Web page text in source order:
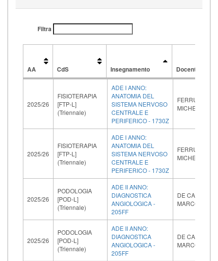
Filtra
AA CdS Insegnamento
Docente
2025/26
FISIOTERAPIA
[FTP-L]
(Triennale)
ADE I ANNO:
ANATOMIA DEL
SISTEMA NERVOSO
CENTRALE E
PERIFERICO - 1730Z
FERRUCCI
MICHELA
2025/26
FISIOTERAPIA
[FTP-L]
(Triennale)
ADE I ANNO:
ANATOMIA DEL
SISTEMA NERVOSO
CENTRALE E
PERIFERICO - 1730Z
FERRUCCI
MICHELA
2025/26
PODOLOGIA
[POD-L]
(Triennale)
ADE II ANNO:
DIAGNOSTICA
ANGIOLOGICA -
205FF
DE CARLO
MARCO
2025/26
PODOLOGIA
[POD-L]
(Triennale)
ADE II ANNO:
DIAGNOSTICA
ANGIOLOGICA -
205FF
DE CARLO
MARCO